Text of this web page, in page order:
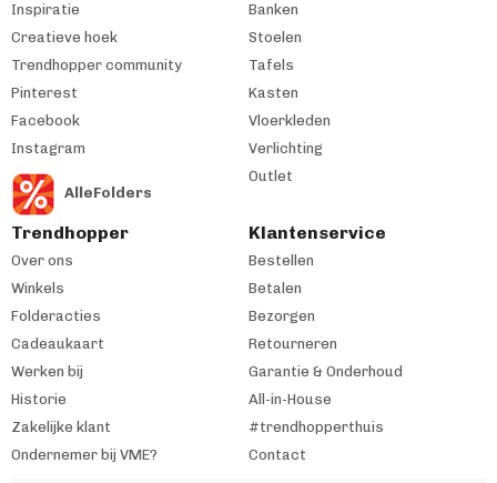
Inspiratie
Creatieve hoek
Trendhopper community
Pinterest
Facebook
Instagram
AlleFolders
Banken
Stoelen
Tafels
Kasten
Vloerkleden
Verlichting
Outlet
Trendhopper
Over ons
Winkels
Folderacties
Cadeaukaart
Werken bij
Historie
Zakelijke klant
Ondernemer bij VME?
Klantenservice
Bestellen
Betalen
Bezorgen
Retourneren
Garantie & Onderhoud
All-in-House
#trendhopperthuis
Contact